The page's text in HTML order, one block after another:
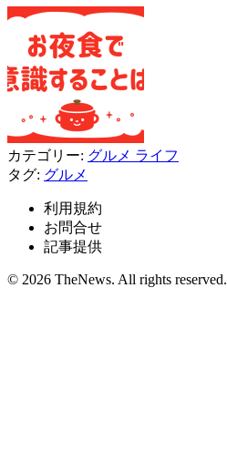
カテゴリー: グルメ ライフ
タグ: グルメ
利用規約
お問合せ
記事提供
© 2026 TheNews. All rights reserved.